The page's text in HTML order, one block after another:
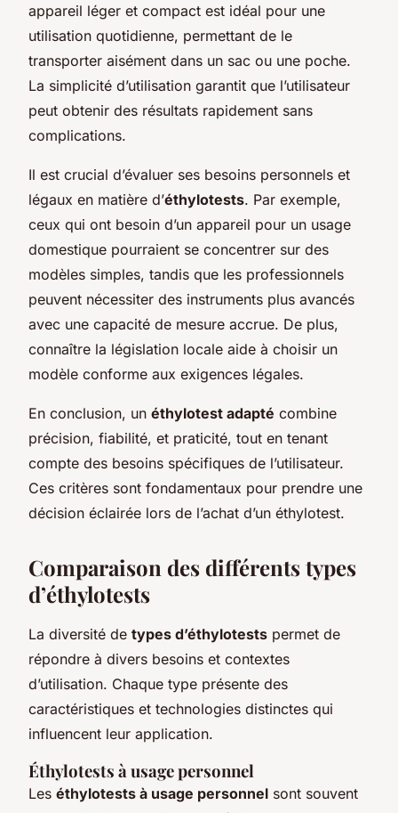
appareil léger et compact est idéal pour une
utilisation quotidienne, permettant de le
transporter aisément dans un sac ou une poche.
La simplicité d’utilisation garantit que l’utilisateur
peut obtenir des résultats rapidement sans
complications.
Il est crucial d’évaluer ses besoins personnels et
légaux en matière d’éthylotests. Par exemple,
ceux qui ont besoin d’un appareil pour un usage
domestique pourraient se concentrer sur des
modèles simples, tandis que les professionnels
peuvent nécessiter des instruments plus avancés
avec une capacité de mesure accrue. De plus,
connaître la législation locale aide à choisir un
modèle conforme aux exigences légales.
En conclusion, un éthylotest adapté combine
précision, fiabilité, et praticité, tout en tenant
compte des besoins spécifiques de l’utilisateur.
Ces critères sont fondamentaux pour prendre une
décision éclairée lors de l’achat d’un éthylotest.
Comparaison des différents types
d’éthylotests
La diversité de types d’éthylotests permet de
répondre à divers besoins et contextes
d’utilisation. Chaque type présente des
caractéristiques et technologies distinctes qui
influencent leur application.
Éthylotests à usage personnel
Les éthylotests à usage personnel sont souvent